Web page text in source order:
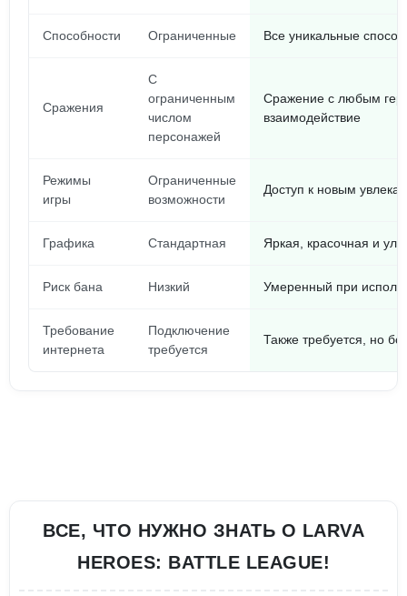
Способности Ограниченные Все уникальные
Сражения
С
ограниченным
числом
персонажей
Сражение с любым
взаимодействие
Режимы
игры
Ограниченные
возможности
Доступ к новым
Графика Стандартная Яркая, красочная и
Риск бана Низкий Умеренный при
Требование
интернета
Подключение
требуется
Также требуется, но
ВСЕ, ЧТО НУЖНО ЗНАТЬ О LARVA
HEROES: BATTLE LEAGUE!